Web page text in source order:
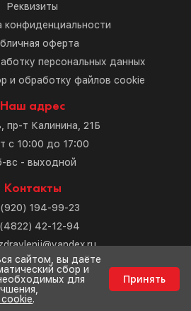
Реквизиты
конфиденциальности
оферта
персональных данных
и обработку файлов cookie
Наш адрес
пр-т Калинина, 21Б
с 10:00 до 17:00
вс - выходной
Контакты
194-99-23
42-12-94
сайта
сайтом, вы даёте
сбор и
для
.
Принять